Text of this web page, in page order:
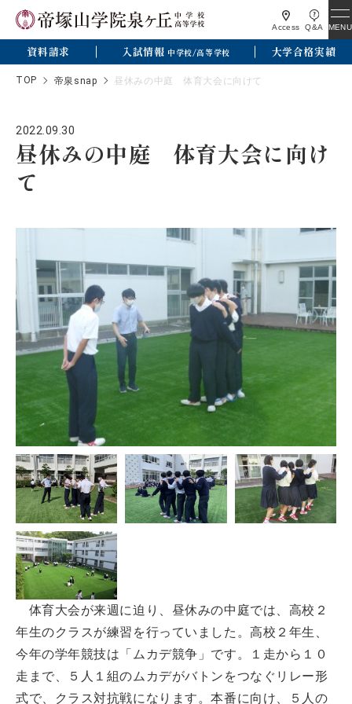
Access Q&A MENU
資料請求 入試情報 中学校/高等学校 大学合格実績
TOP 帝泉snap 昼休みの中庭 体育大会に向けて
2022.09.30
昼休みの中庭 体育大会に向け
て
体育大会が来週に迫り、昼休みの中庭では、高校２
年生のクラスが練習を行っていました。高校２年生、
今年の学年競技は「ムカデ競争」です。１走から１０
走まで、５人１組のムカデがバトンをつなぐリレー形
式で、クラス対抗戦になります。本番に向け、５人の